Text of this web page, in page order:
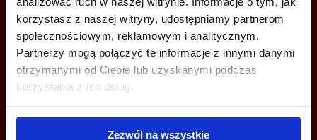
korzystasz z naszej witryny, udostępniamy partnerom
społecznościowym, reklamowym i analitycznym.
Partnerzy mogą połączyć te informacje z innymi danymi
otrzymanymi od Ciebie lub uzyskanymi podczas
korzystania z ich usług.
Zezwól na wszystkie
ZADZWOŃ I DOWIEDZ SIĘ WIĘCEJ
+48 660 661 183
wroclaw@bazabiur.pl